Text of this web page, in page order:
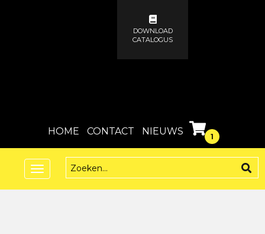
DOWNLOAD
CATALOGUS
HOME CONTACT NIEUWS 1
Toggle